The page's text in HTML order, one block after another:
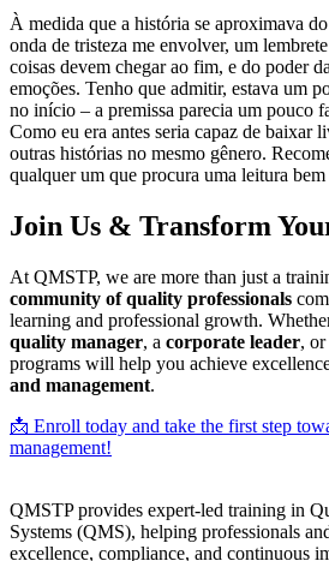
À medida que a história se aproximava
onda de tristeza me envolver, um
coisas devem chegar ao fim, e do poder
emoções. Tenho que admitir, estava um
no início – a premissa parecia um pouco
Como eu era antes seria capaz de baixar
outras histórias no mesmo gênero.
qualquer um que procura uma leitura
Join Us & Transform
At QMSTP, we are more than just a
community of quality professionals
learning and professional growth.
quality manager, a corporate leader, or
programs will help you achieve
and management.
📩 Enroll today and take the first step
management!
QMSTP provides expert-led training in
Systems (QMS), helping professionals
excellence, compliance, and continuous